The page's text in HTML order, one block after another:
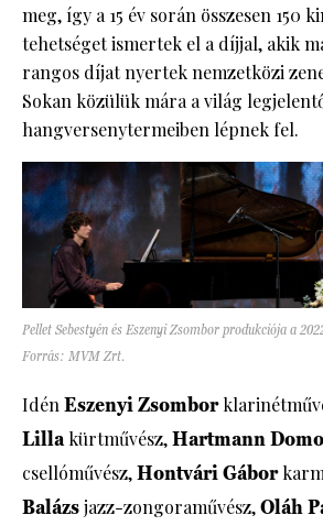
meg, így a 15 év során összesen 150
tehetséget ismertek el a díjjal, akik
rangos díjat nyertek nemzetközi
Sokan közülük mára a világ
hangversenytermeiben lépnek fel.
Pellet Sebestyén és Eszenyi Zsombor produkciója a
Forrás: MVM Zrt.
Idén Eszenyi Zsombor
Lilla kürtművész,Hartmann
csellóművész,Hontvári Gábor
Balázsjazz-zongoraművész,Oláh